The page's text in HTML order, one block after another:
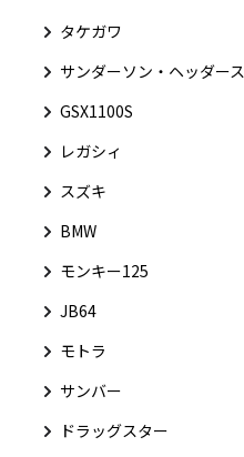
タケガワ
サンダーソン・ヘッダース
GSX1100S
レガシィ
スズキ
BMW
モンキー125
JB64
モトラ
サンバー
ドラッグスター